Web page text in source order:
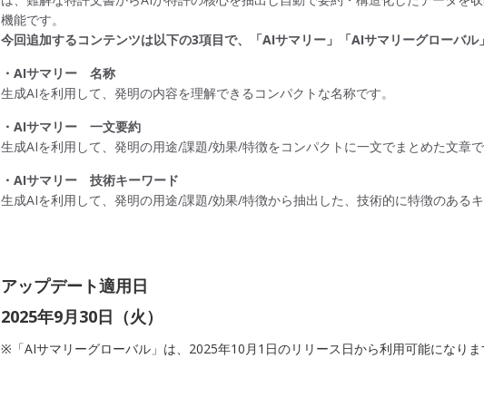
機能です。
今回追加するコンテンツは以下の3項目で、「AIサマリー」「AIサマリーグローバ
・AIサマリー 名称
生成AIを利用して、発明の内容を理解できるコンパクトな名称です。
・AIサマリー 一文要約
生成AIを利用して、発明の用途/課題/効果/特徴をコンパクトに一文でまとめた文章で
・AIサマリー 技術キーワード
生成AIを利用して、発明の用途/課題/効果/特徴から抽出した、技術的に特徴のあるキ
アップデート適用日
2025年9月30日（火）
※「AIサマリーグローバル」は、2025年10月1日のリリース日から利用可能になりま